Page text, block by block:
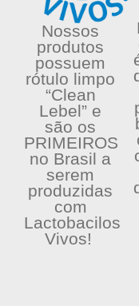
Nossos
produtos
possuem
rótulo limpo
“Clean
Lebel” e
são os
PRIMEIROS
no Brasil a
serem
produzidas
com
Lactobacilos
Vivos!